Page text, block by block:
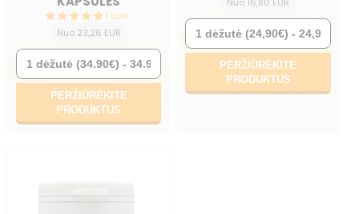
1 avis
Nuo 23,26 EUR
PERŽIŪRĖKITE
PRODUKTUS
Nuo 16,80 EUR
PERŽIŪRĖKITE
PRODUKTUS